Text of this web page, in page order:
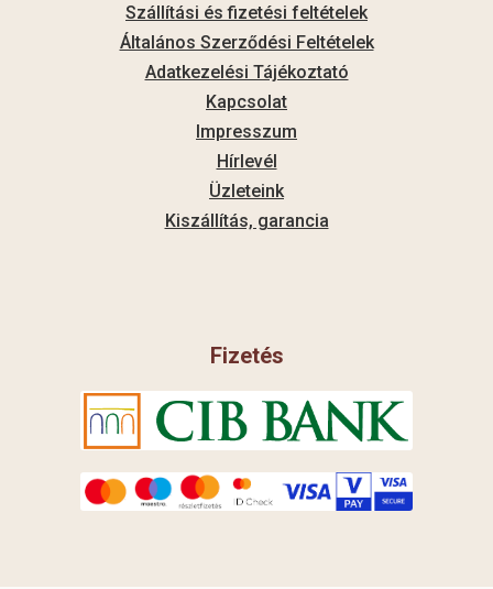
Szállítási és fizetési feltételek
Általános Szerződési Feltételek
Adatkezelési Tájékoztató
Kapcsolat
Impresszum
Hírlevél
Üzleteink
Kiszállítás, garancia
Fizetés